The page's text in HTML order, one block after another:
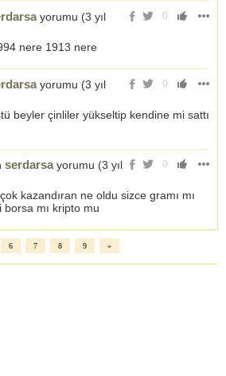
0
yorumu (3 yıl
nere 1913 nere
0
yorumu (3 yıl
beyler çinliler yükseltip kendine mi sattı
0
serdarsayorumu (3 yıl
kazandıran ne oldu sizce gramı mı
borsa mı kripto mu
6 7 8 9 »